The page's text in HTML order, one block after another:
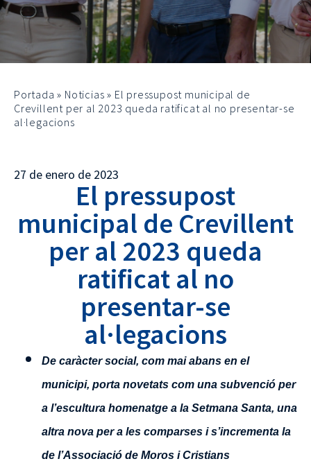
Portada » Noticias » El pressupost municipal de
Crevillent per al 2023 queda ratificat al no presentar-se
al·legacions
27 de enero de 2023
El pressupost
municipal de Crevillent
per al 2023 queda
ratificat al no
presentar-se
al·legacions
De caràcter social, com mai abans en el
municipi, porta novetats com una subvenció per
a l’escultura homenatge a la Setmana Santa, una
altra nova per a les comparses i s’incrementa la
de l’Associació de Moros i Cristians